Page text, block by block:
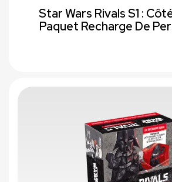
Star Wars Rivals S1 :
Paquet Recharge De